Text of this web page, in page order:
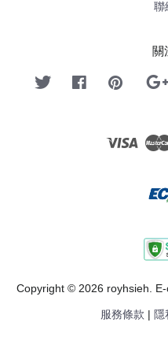
聯
關
Twitter FacebookPinterest
Visa
Copyright © 2026 royhsieh.
服務條款 隱